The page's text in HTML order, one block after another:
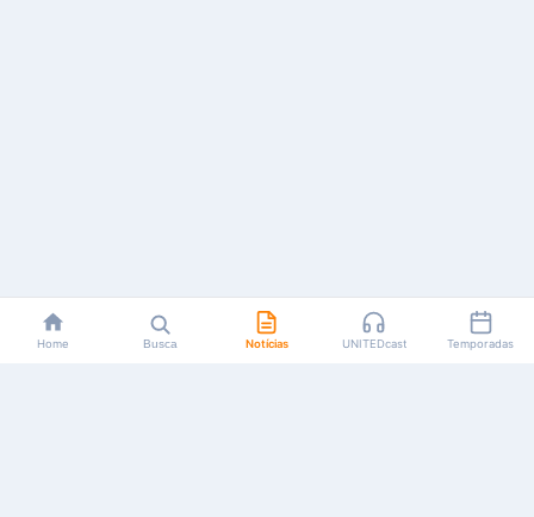
Home Busca Notícias UNITEDcast Temporadas